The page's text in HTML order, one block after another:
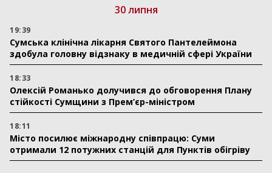
30 липня
19:39
Сумська клінічна лікарня Святого Пантелеймона
здобула головну відзнаку в медичній сфері України
18:33
Олексій Романько долучився до обговорення Плану
стійкості Сумщини з Прем’єр-міністром
18:11
Місто посилює міжнародну співпрацю: Суми
отримали 12 потужних станцій для Пунктів обігріву